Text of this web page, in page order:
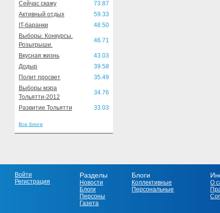
Сейчас скажу
73.87
Активный отдых
59.33
IT-баранки
48.50
Выборы. Конкурсы.
Розыгрыши.
46.71
Вкусная жизнь
43.03
Додыр
39.58
Полит просвет
35.49
Выборы мэра
Тольятти-2012
34.76
Развитие Тольятти 33.03
Все блоги
Войти
Регистрация
Разделы
Новости
Блоги
Персоны
Газета
Блоги
Коллективные
Персональные
О